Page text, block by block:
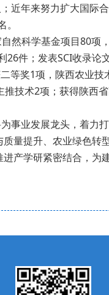
近年来努力扩大国际
然科学基金项目80项
件；发表SCI收录论
等奖1项，陕西农业
技术2项；获得陕西
事业发展龙头，着力
量提升、农业绿色转
产学研紧密结合，为